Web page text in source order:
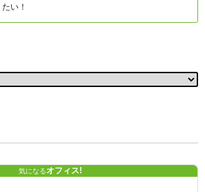
い！
気になるオフィス!